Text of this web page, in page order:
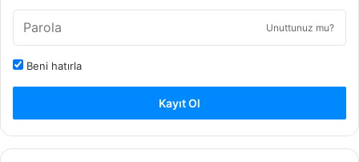
Unuttunuz mu?
Beni hatırla
Kayıt Ol